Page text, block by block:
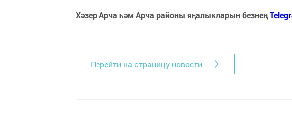
Хәзер Арча һәм Арча районы яңалыкларын безнең
Перейти на страницу новости